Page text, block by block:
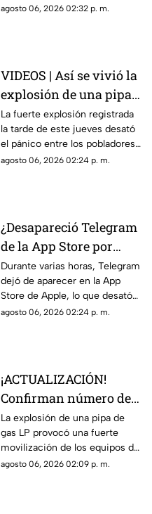
impactó el satélite natural a
agosto 06, 2026 02:32 p. m.
VIDEOS | Así se vivió la
explosión de una pipa
de gas en la colonia Las
Granjas, Cuernavaca
La fuerte explosión registrada
la tarde de este jueves desató
el pánico entre los pobladores
de la colonia Las Granjas.
agosto 06, 2026 02:24 p. m.
¿Desapareció Telegram
de la App Store por
censura?
Durante varias horas, Telegram
dejó de aparecer en la App
Store de Apple, lo que desató
especulaciones en redes
aplicación, aclaró que el retiro
temporal se debió a un
incidente de ciberseguridad.
agosto 06, 2026 02:24 p. m.
¡ACTUALIZACIÓN!
Confirman número de
lesionados tras fuerte
explosión de pipa de
gas en colonia Las
Granjas
La explosión de una pipa de
gas LP provocó una fuerte
movilización de los equipos de
emergencia en Cuernavaca.
agosto 06, 2026 02:09 p. m.